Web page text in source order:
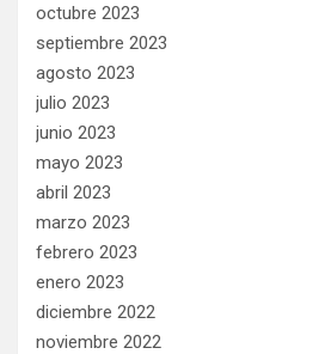
octubre 2023
septiembre 2023
agosto 2023
julio 2023
junio 2023
mayo 2023
abril 2023
marzo 2023
febrero 2023
enero 2023
diciembre 2022
noviembre 2022